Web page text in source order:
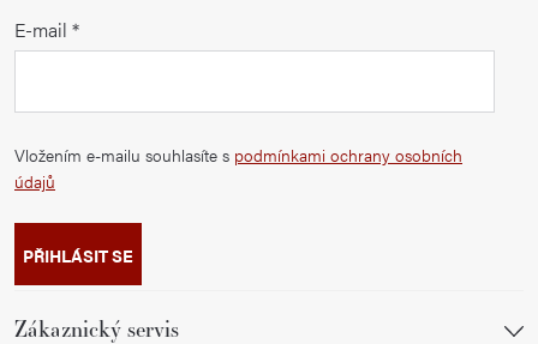
E-mail
Vložením e-mailu souhlasíte s podmínkami ochrany osobních
údajů
PŘIHLÁSIT SE
Zákaznický servis